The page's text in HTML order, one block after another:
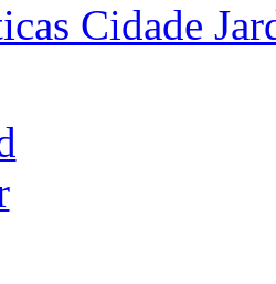
Cidade